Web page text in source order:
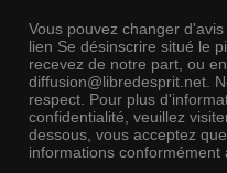
Vous pouvez changer
lien Se désinscrire situé le
recevez de notre part, ou
diffusion@libredesprit.net.
respect. Pour plus
confidentialité, veuillez
dessous, vous acceptez
informations conformément